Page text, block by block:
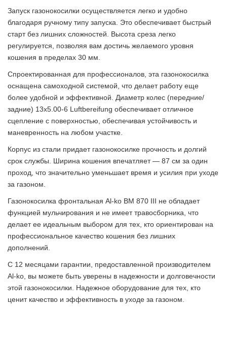
Запуск газонокосилки осуществляется легко и удобно
благодаря ручному типу запуска. Это обеспечивает быстрый
старт без лишних сложностей. Высота среза легко
регулируется, позволяя вам достичь желаемого уровня
кошения в пределах 30 мм.
Спроектированная для профессионалов, эта газонокосилка
оснащена самоходной системой, что делает работу еще
более удобной и эффективной. Диаметр колес (передние/
задние) 13x5.00-6 Luftbereifung обеспечивает отличное
сцепление с поверхностью, обеспечивая устойчивость и
маневренность на любом участке.
Корпус из стали придает газонокосилке прочность и долгий
срок службы. Ширина кошения впечатляет — 87 см за один
проход, что значительно уменьшает время и усилия при уходе
за газоном.
Газонокосилка фронтальная Al-ko BM 870 III не обладает
функцией мульчирования и не имеет травосборника, что
делает ее идеальным выбором для тех, кто ориентирован на
профессиональное качество кошения без лишних
дополнений.
С 12 месяцами гарантии, предоставленной производителем
Al-ko, вы можете быть уверены в надежности и долговечности
этой газонокосилки. Надежное оборудование для тех, кто
ценит качество и эффективность в уходе за газоном.